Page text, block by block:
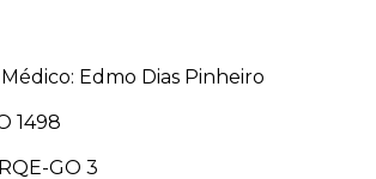
Edmo Dias Pinheiro
1498
GO 3